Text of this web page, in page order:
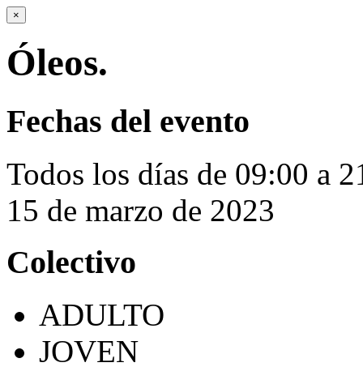
×
Óleos.
Fechas del evento
Todos los días de 09:00 a
15 de marzo de 2023
Colectivo
ADULTO
JOVEN